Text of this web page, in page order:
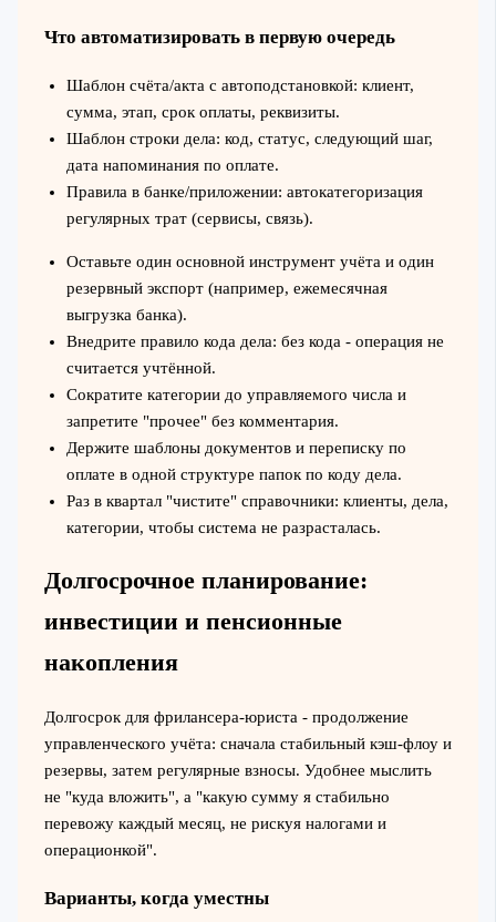
Что автоматизировать в первую очередь
Шаблон счёта/акта с автоподстановкой: клиент,
сумма, этап, срок оплаты, реквизиты.
Шаблон строки дела: код, статус, следующий шаг,
дата напоминания по оплате.
Правила в банке/приложении: автокатегоризация
регулярных трат (сервисы, связь).
Оставьте один основной инструмент учёта и один
резервный экспорт (например, ежемесячная
выгрузка банка).
Внедрите правило кода дела: без кода - операция не
считается учтённой.
Сократите категории до управляемого числа и
запретите "прочее" без комментария.
Держите шаблоны документов и переписку по
оплате в одной структуре папок по коду дела.
Раз в квартал "чистите" справочники: клиенты, дела,
категории, чтобы система не разрасталась.
Долгосрочное планирование:
инвестиции и пенсионные
накопления
Долгосрок для фрилансера-юриста - продолжение
управленческого учёта: сначала стабильный кэш‑флоу и
резервы, затем регулярные взносы. Удобнее мыслить
не "куда вложить", а "какую сумму я стабильно
перевожу каждый месяц, не рискуя налогами и
операционкой".
Варианты, когда уместны